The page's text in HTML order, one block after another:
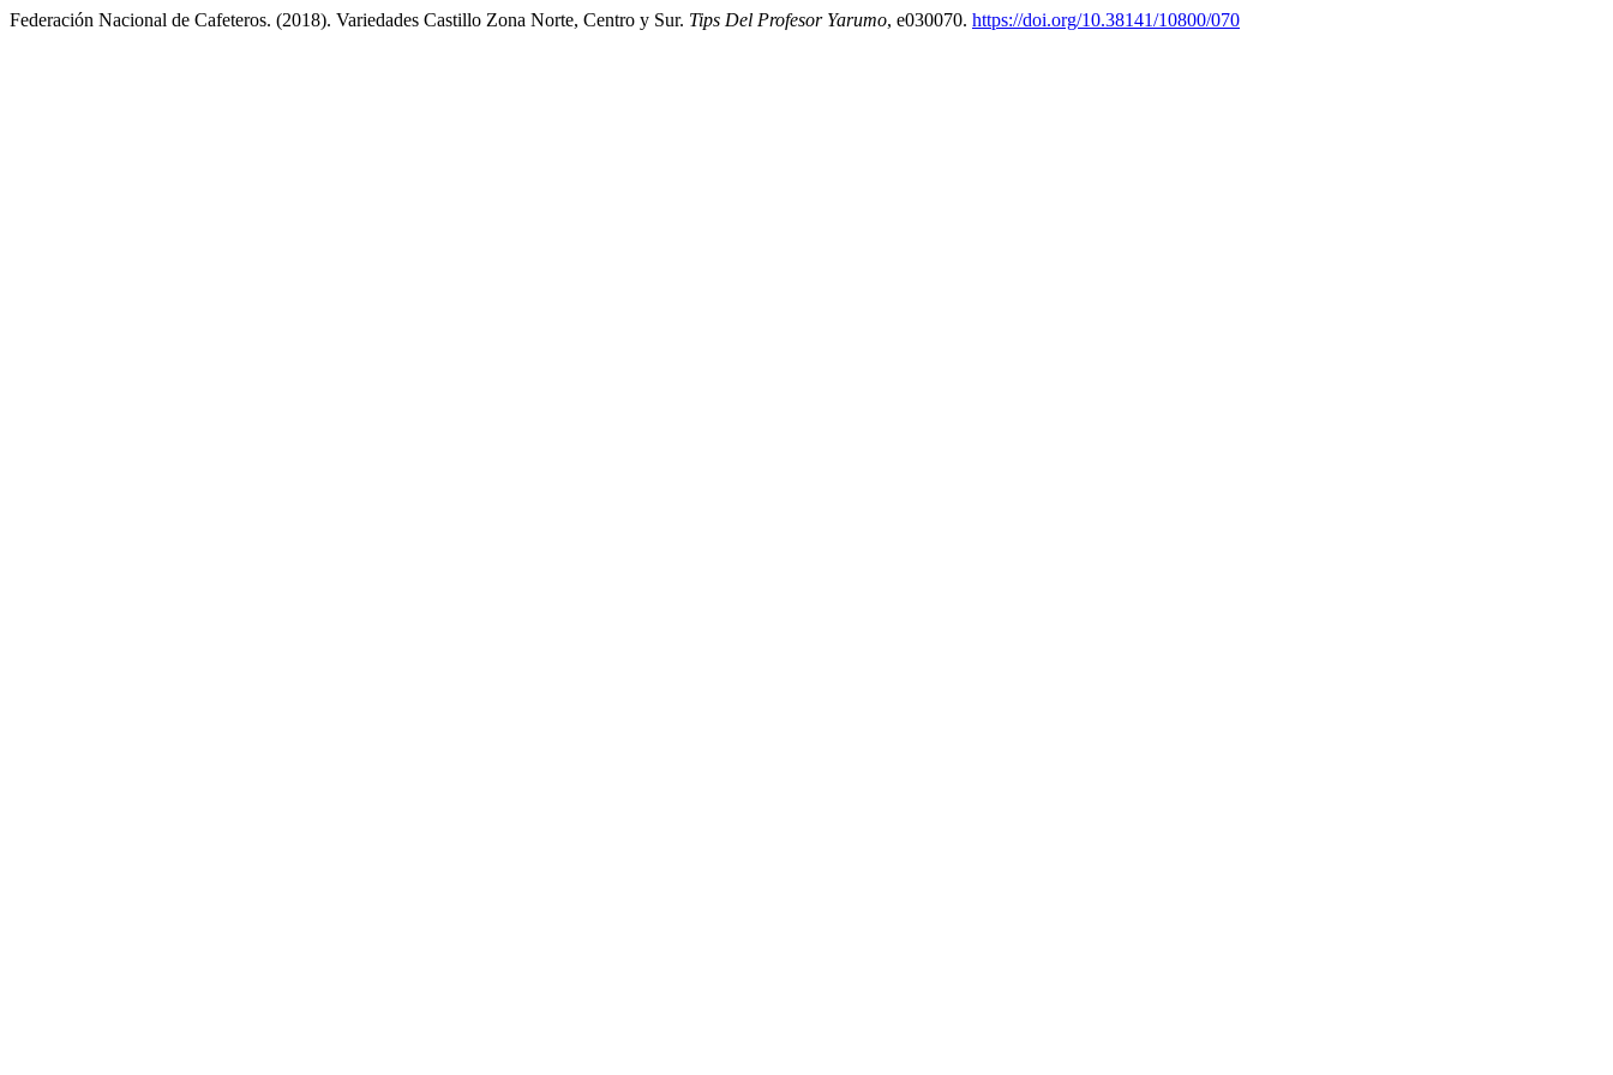
Federación Nacional de Cafeteros. (2018). Variedades Castillo Zona Norte, Centro y Sur. Tips Del Profesor Yarumo, e030070. https://doi.org/10.38141/10800/070